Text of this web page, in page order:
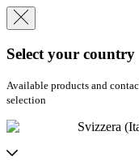
Select your country
Available products and
selection
Svizzera